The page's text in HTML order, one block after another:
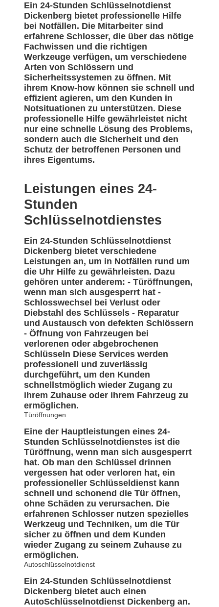
Ein 24-Stunden Schlüsselnotdienst
Dickenberg bietet professionelle Hilfe
bei Notfällen. Die Mitarbeiter sind
erfahrene Schlosser, die über das nötige
Fachwissen und die richtigen
Werkzeuge verfügen, um verschiedene
Arten von Schlössern und
Sicherheitssystemen zu öffnen. Mit
ihrem Know-how können sie schnell und
effizient agieren, um den Kunden in
Notsituationen zu unterstützen. Diese
professionelle Hilfe gewährleistet nicht
nur eine schnelle Lösung des Problems,
sondern auch die Sicherheit und den
Schutz der betroffenen Personen und
ihres Eigentums.
Leistungen eines 24-
Stunden
Schlüsselnotdienstes
Ein 24-Stunden Schlüsselnotdienst
Dickenberg bietet verschiedene
Leistungen an, um in Notfällen rund um
die Uhr Hilfe zu gewährleisten. Dazu
gehören unter anderem: - Türöffnungen,
wenn man sich ausgesperrt hat -
Schlosswechsel bei Verlust oder
Diebstahl des Schlüssels - Reparatur
und Austausch von defekten Schlössern
- Öffnung von Fahrzeugen bei
verlorenen oder abgebrochenen
Schlüsseln Diese Services werden
professionell und zuverlässig
durchgeführt, um den Kunden
schnellstmöglich wieder Zugang zu
ihrem Zuhause oder ihrem Fahrzeug zu
ermöglichen.
Türöffnungen
Eine der Hauptleistungen eines 24-
Stunden Schlüsselnotdienstes ist die
Türöffnung, wenn man sich ausgesperrt
hat. Ob man den Schlüssel drinnen
vergessen hat oder verloren hat, ein
professioneller Schlüsseldienst kann
schnell und schonend die Tür öffnen,
ohne Schäden zu verursachen. Die
erfahrenen Schlosser nutzen spezielles
Werkzeug und Techniken, um die Tür
sicher zu öffnen und dem Kunden
wieder Zugang zu seinem Zuhause zu
ermöglichen.
Autoschlüsselnotdienst
Ein 24-Stunden Schlüsselnotdienst
Dickenberg bietet auch einen
AutoSchlüsselnotdienst Dickenberg an.